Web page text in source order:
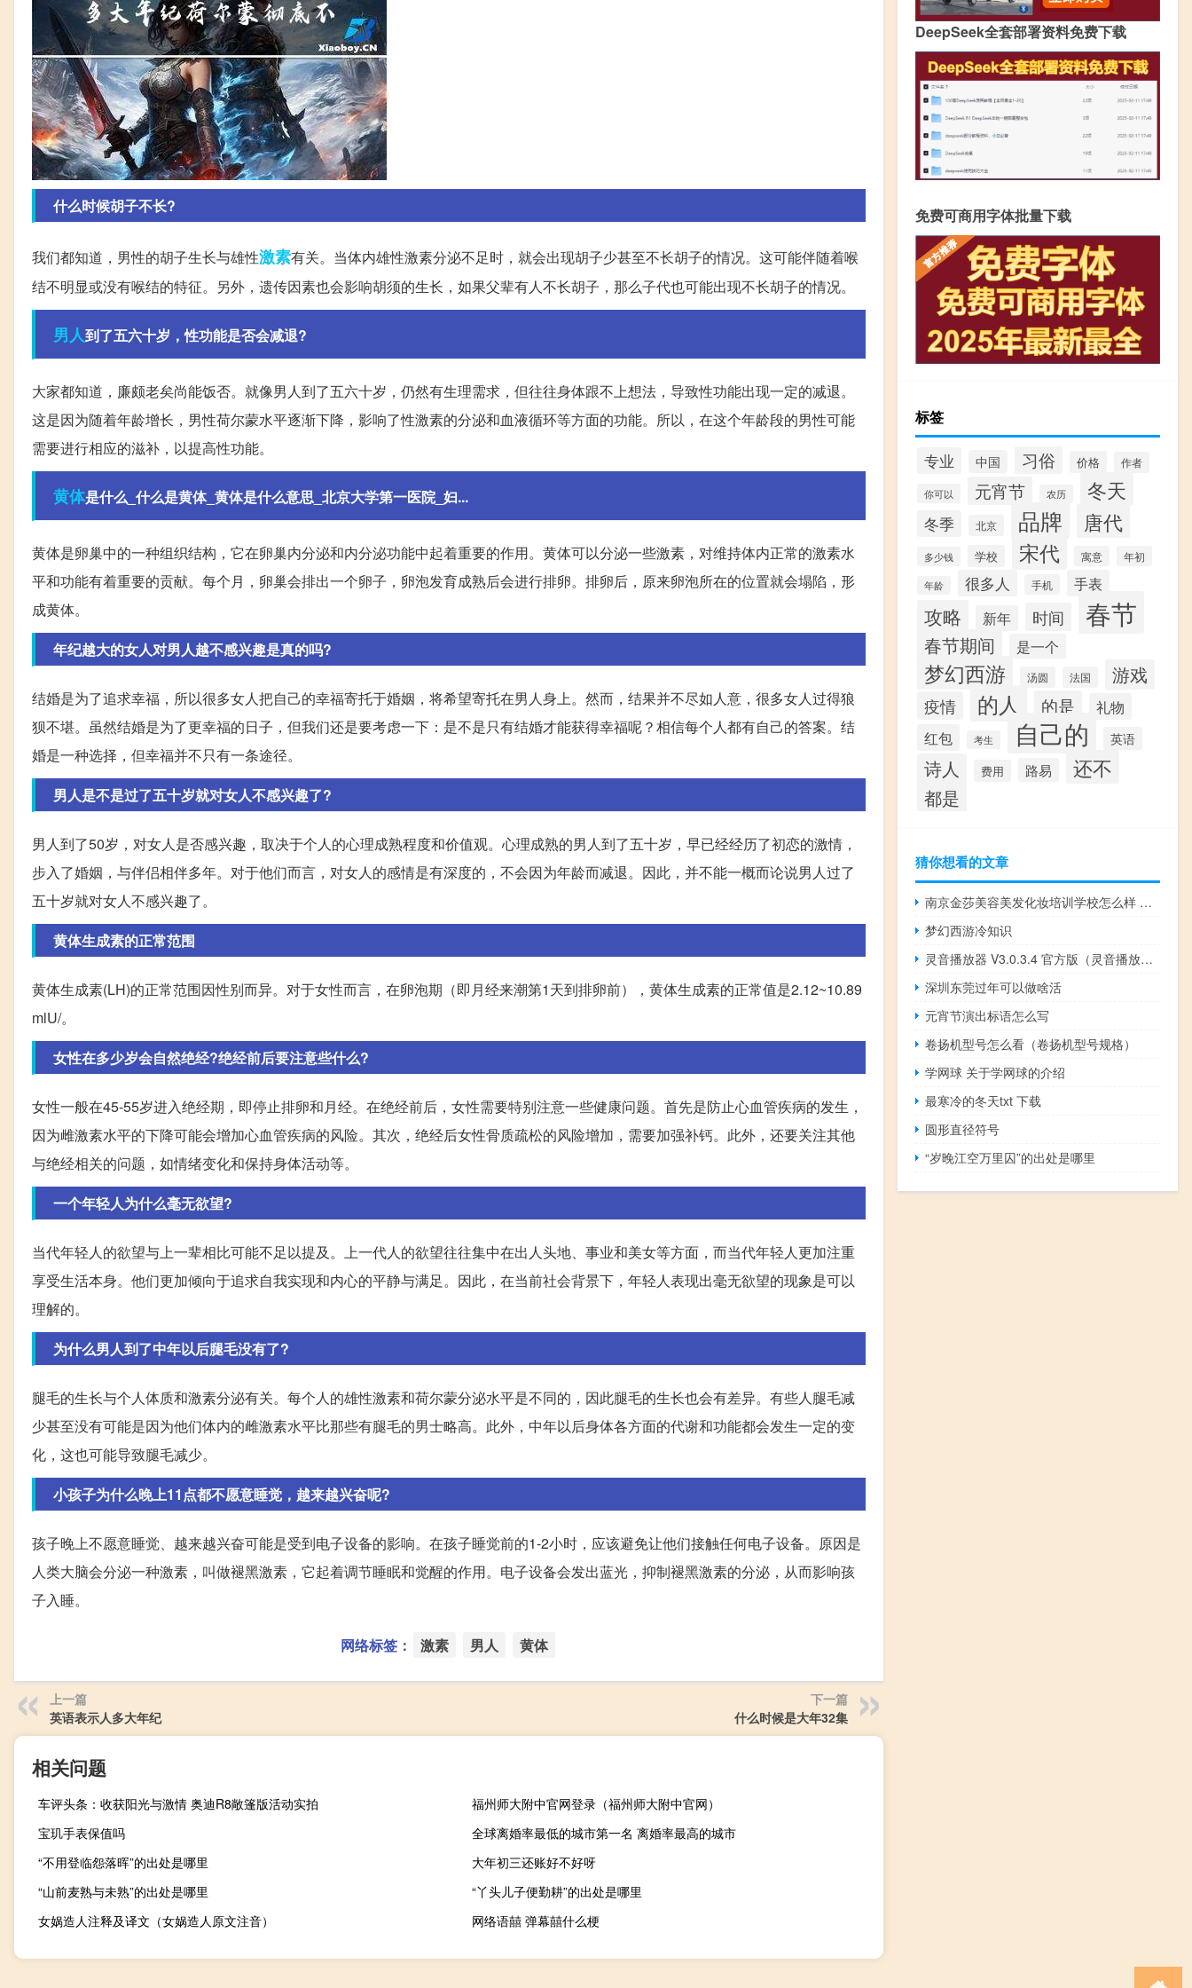
什么时候胡子不长?
我们都知道，男性的胡子生长与雄性激素有关。当体内雄性激素分泌不足时，就会出现胡子少甚至不长胡子的情况。这可能伴随着喉
结不明显或没有喉结的特征。另外，遗传因素也会影响胡须的生长，如果父辈有人不长胡子，那么子代也可能出现不长胡子的情况。
男人到了五六十岁，性功能是否会减退?
大家都知道，廉颇老矣尚能饭否。就像男人到了五六十岁，仍然有生理需求，但往往身体跟不上想法，导致性功能出现一定的减退。
这是因为随着年龄增长，男性荷尔蒙水平逐渐下降，影响了性激素的分泌和血液循环等方面的功能。所以，在这个年龄段的男性可能
需要进行相应的滋补，以提高性功能。
黄体是什么_什么是黄体_黄体是什么意思_北京大学第一医院_妇...
黄体是卵巢中的一种组织结构，它在卵巢内分泌和内分泌功能中起着重要的作用。黄体可以分泌一些激素，对维持体内正常的激素水
平和功能有着重要的贡献。每个月，卵巢会排出一个卵子，卵泡发育成熟后会进行排卵。排卵后，原来卵泡所在的位置就会塌陷，形
成黄体。
年纪越大的女人对男人越不感兴趣是真的吗?
结婚是为了追求幸福，所以很多女人把自己的幸福寄托于婚姻，将希望寄托在男人身上。然而，结果并不尽如人意，很多女人过得狼
狈不堪。虽然结婚是为了更幸福的日子，但我们还是要考虑一下：是不是只有结婚才能获得幸福呢？相信每个人都有自己的答案。结
婚是一种选择，但幸福并不只有一条途径。
男人是不是过了五十岁就对女人不感兴趣了?
男人到了50岁，对女人是否感兴趣，取决于个人的心理成熟程度和价值观。心理成熟的男人到了五十岁，早已经经历了初恋的激情，
步入了婚姻，与伴侣相伴多年。对于他们而言，对女人的感情是有深度的，不会因为年龄而减退。因此，并不能一概而论说男人过了
五十岁就对女人不感兴趣了。
黄体生成素的正常范围
黄体生成素(LH)的正常范围因性别而异。对于女性而言，在卵泡期（即月经来潮第1天到排卵前），黄体生成素的正常值是2.12~10.89
mlU/。
女性在多少岁会自然绝经?绝经前后要注意些什么?
女性一般在45-55岁进入绝经期，即停止排卵和月经。在绝经前后，女性需要特别注意一些健康问题。首先是防止心血管疾病的发生，
因为雌激素水平的下降可能会增加心血管疾病的风险。其次，绝经后女性骨质疏松的风险增加，需要加强补钙。此外，还要关注其他
与绝经相关的问题，如情绪变化和保持身体活动等。
一个年轻人为什么毫无欲望?
当代年轻人的欲望与上一辈相比可能不足以提及。上一代人的欲望往往集中在出人头地、事业和美女等方面，而当代年轻人更加注重
享受生活本身。他们更加倾向于追求自我实现和内心的平静与满足。因此，在当前社会背景下，年轻人表现出毫无欲望的现象是可以
理解的。
为什么男人到了中年以后腿毛没有了?
腿毛的生长与个人体质和激素分泌有关。每个人的雄性激素和荷尔蒙分泌水平是不同的，因此腿毛的生长也会有差异。有些人腿毛减
少甚至没有可能是因为他们体内的雌激素水平比那些有腿毛的男士略高。此外，中年以后身体各方面的代谢和功能都会发生一定的变
化，这也可能导致腿毛减少。
小孩子为什么晚上11点都不愿意睡觉，越来越兴奋呢?
孩子晚上不愿意睡觉、越来越兴奋可能是受到电子设备的影响。在孩子睡觉前的1-2小时，应该避免让他们接触任何电子设备。原因是
人类大脑会分泌一种激素，叫做褪黑激素，它起着调节睡眠和觉醒的作用。电子设备会发出蓝光，抑制褪黑激素的分泌，从而影响孩
子入睡。
网络标签： 激素 男人 黄体
上一篇
英语表示人多大年纪
下一篇
什么时候是大年32集
相关问题
车评头条：收获阳光与激情 奥迪R8敞篷版活动实拍
福州师大附中官网登录（福州师大附中官网）
宝玑手表保值吗
全球离婚率最低的城市第一名 离婚率最高的城市
“不用登临怨落晖”的出处是哪里
大年初三还账好不好呀
“山前麦熟与未熟”的出处是哪里
“丫头儿子便勤耕”的出处是哪里
女娲造人注释及译文（女娲造人原文注音）
网络语囍 弹幕囍什么梗
DeepSeek全套部署资料免费下载
免费可商用字体批量下载
标签
专业 中国 习俗 价格 作者
你可以 元宵节 农历 冬天
冬季 北京 品牌 唐代
多少钱 学校 宋代 寓意 年初
年龄 很多人 手机 手表
攻略 新年 时间 春节
春节期间 是一个
梦幻西游 汤圆 法国 游戏
疫情 的人 的是
礼物
红包
考生 自己的 英语
诗人 费用 路易 还不
都是
猜你想看的文章
南京金莎美容美发化妆培训学校怎么样 美容化妆培训学校哪里好
梦幻西游冷知识
灵音播放器 V3.0.3.4 官方版（灵音播放器 V3.0.3.4 官方版功能简介）
深圳东莞过年可以做啥活
元宵节演出标语怎么写
卷扬机型号怎么看（卷扬机型号规格）
学网球 关于学网球的介绍
最寒冷的冬天txt 下载
圆形直径符号
“岁晚江空万里囚”的出处是哪里